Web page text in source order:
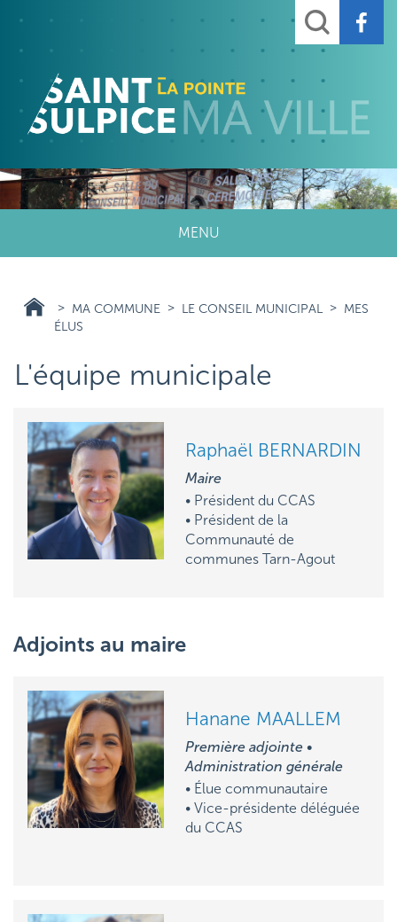
contenu
Rechercher
MENU
MA COMMUNE LE CONSEIL MUNICIPAL
MES
ÉLUS
L'équipe municipale
Raphaël BERNARDIN
Maire
• Président du CCAS
• Président de la
Communauté de
communes Tarn-Agout
Adjoints au maire
Hanane MAALLEM
Première adjointe •
Administration générale
• Élue communautaire
• Vice-présidente déléguée
du CCAS